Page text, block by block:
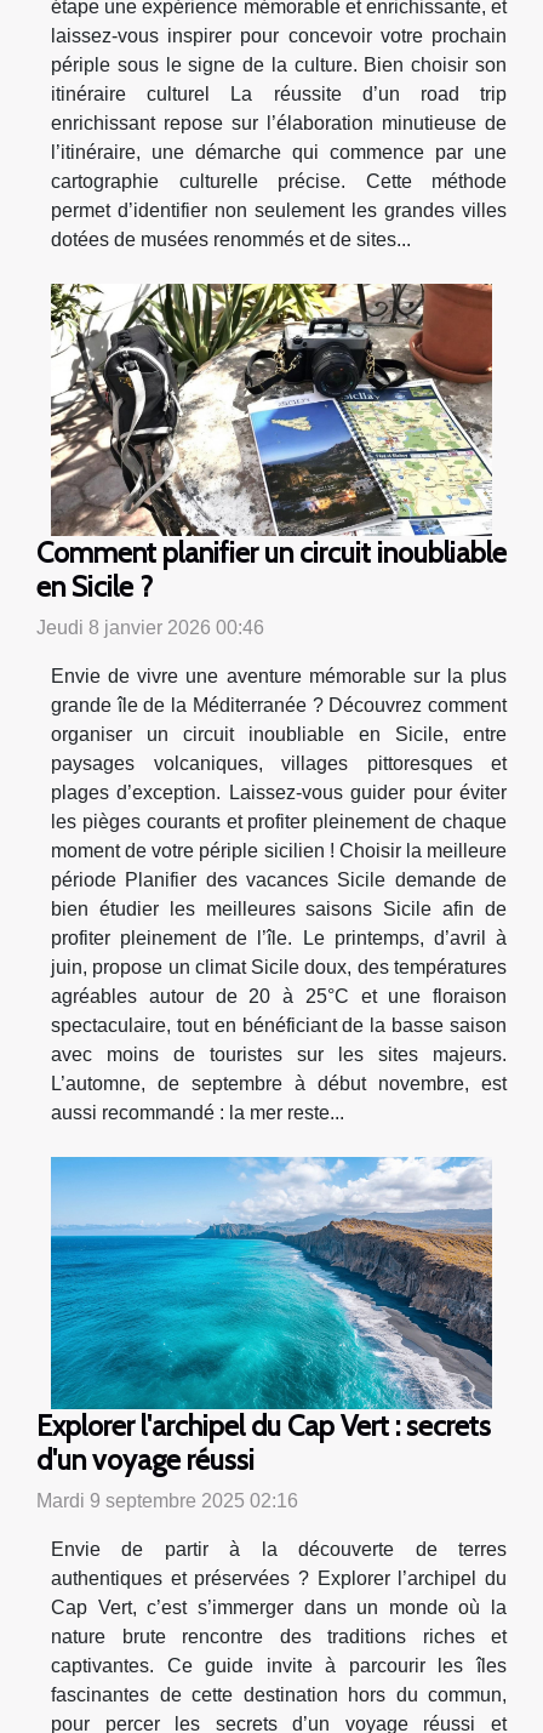
étape une expérience mémorable et enrichissante, et
laissez-vous inspirer pour concevoir votre prochain
périple sous le signe de la culture. Bien choisir son
itinéraire culturel La réussite d’un road trip
enrichissant repose sur l’élaboration minutieuse de
l’itinéraire, une démarche qui commence par une
cartographie culturelle précise. Cette méthode
permet d’identifier non seulement les grandes villes
dotées de musées renommés et de sites...
Comment planifier un circuit inoubliable
en Sicile ?
Jeudi 8 janvier 2026 00:46
Envie de vivre une aventure mémorable sur la plus
grande île de la Méditerranée ? Découvrez comment
organiser un circuit inoubliable en Sicile, entre
paysages volcaniques, villages pittoresques et
plages d’exception. Laissez-vous guider pour éviter
les pièges courants et profiter pleinement de chaque
moment de votre périple sicilien ! Choisir la meilleure
période Planifier des vacances Sicile demande de
bien étudier les meilleures saisons Sicile afin de
profiter pleinement de l’île. Le printemps, d’avril à
juin, propose un climat Sicile doux, des températures
agréables autour de 20 à 25°C et une floraison
spectaculaire, tout en bénéficiant de la basse saison
avec moins de touristes sur les sites majeurs.
L’automne, de septembre à début novembre, est
aussi recommandé : la mer reste...
Explorer l'archipel du Cap Vert : secrets
d'un voyage réussi
Mardi 9 septembre 2025 02:16
Envie de partir à la découverte de terres
authentiques et préservées ? Explorer l’archipel du
Cap Vert, c’est s’immerger dans un monde où la
nature brute rencontre des traditions riches et
captivantes. Ce guide invite à parcourir les îles
fascinantes de cette destination hors du commun,
pour percer les secrets d’un voyage réussi et